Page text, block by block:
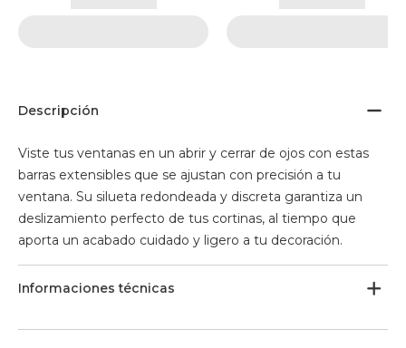
Descripción
Viste tus ventanas en un abrir y cerrar de ojos con estas
barras extensibles que se ajustan con precisión a tu
ventana. Su silueta redondeada y discreta garantiza un
deslizamiento perfecto de tus cortinas, al tiempo que
aporta un acabado cuidado y ligero a tu decoración.
Informaciones técnicas